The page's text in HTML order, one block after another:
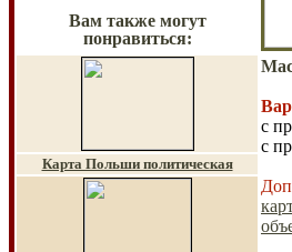
Вам также могут
понравиться:
с
с
Карта Польши политическая